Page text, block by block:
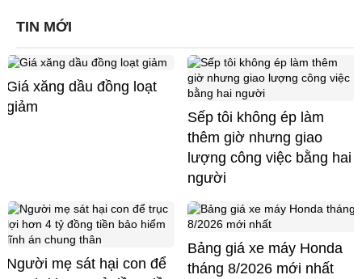
TIN MỚI
Giá xăng dầu đồng loạt
giảm
Sếp tôi không ép làm
thêm giờ nhưng giao
lượng công việc bằng hai
người
Người mẹ sát hại con để
Bảng giá xe máy Honda
tháng 8/2026 mới nhất